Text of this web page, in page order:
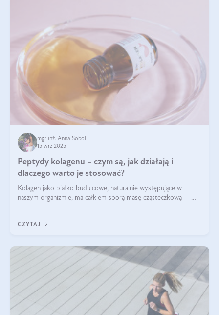
mgr inż. Anna Sobol
15 wrz 2025
Peptydy kolagenu – czym są, jak działają i
dlaczego warto je stosować?
Kolagen jako białko budulcowe, naturalnie występujące w
naszym organizmie, ma całkiem sporą masę cząsteczkową —
bardziej biodostępny
CZYTAJ